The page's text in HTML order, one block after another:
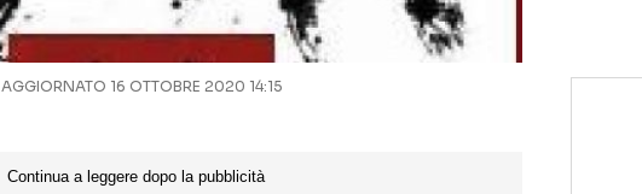
AGGIORNATO 16 OTTOBRE 2020 14:15